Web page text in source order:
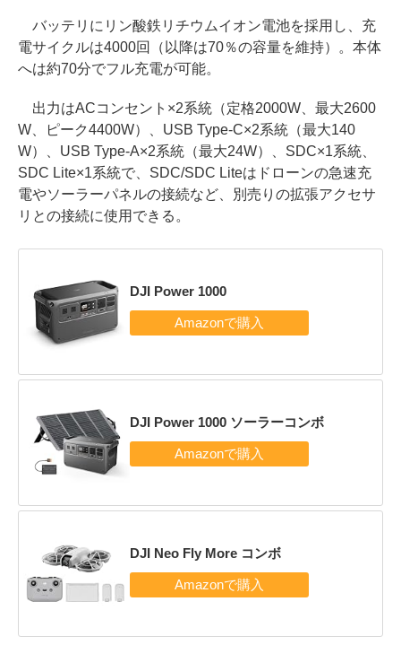
バッテリにリン酸鉄リチウムイオン電池を採用し、充
電サイクルは4000回（以降は70％の容量を維持）。本体
へは約70分でフル充電が可能。
出力はACコンセント×2系統（定格2000W、最大2600
W、ピーク4400W）、USB Type-C×2系統（最大140
W）、USB Type-A×2系統（最大24W）、SDC×1系統、
SDC Lite×1系統で、SDC/SDC Liteはドローンの急速充
電やソーラーパネルの接続など、別売りの拡張アクセサ
リとの接続に使用できる。
DJI Power 1000
DJI Power 1000 ソーラーコンボ
DJI Neo Fly More コンボ